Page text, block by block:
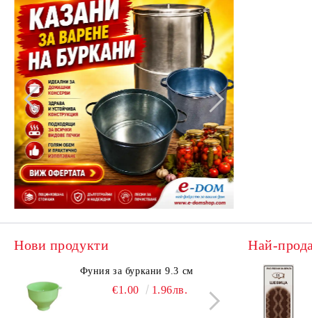
Нови продукти
Фуния за буркани 9.3 см
€1.00 1.96лв.
Най-